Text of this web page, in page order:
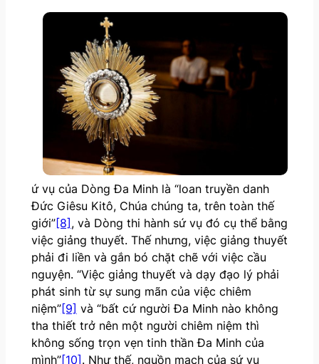
ứ vụ của Dòng Đa Minh là “loan truyền danh
Đức Giêsu Kitô, Chúa chúng ta, trên toàn thế
giới”[8] , và Dòng thi hành sứ vụ đó cụ thể bằng
việc giảng thuyết. Thế nhưng, việc giảng thuyết
phải đi liền và gắn bó chặt chẽ với việc cầu
nguyện. “Việc giảng thuyết và dạy đạo lý phải
phát sinh từ sự sung mãn của việc chiêm
niệm”[9] và “bất cứ người Đa Minh nào không
tha thiết trở nên một người chiêm niệm thì
không sống trọn vẹn tinh thần Đa Minh của
mình”[10] . Như thế, nguồn mạch của sứ vụ